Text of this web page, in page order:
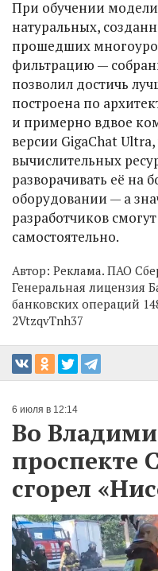
При обучении
натуральных,
прошедших
фильтрацию —
позволил достичь
построена по
и примерно вдвое
версии GigaChat
вычислительных
разворачивать её на
оборудовании — а
разработчиков
самостоятельно.
Автор: Реклама. ПАО
Генеральная лицензия
банковских операций
2VtzqvTnh37
6 июля в 12:14
Во
проспекте
сгорел